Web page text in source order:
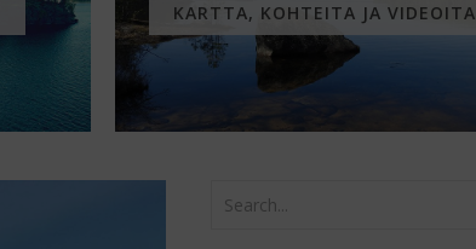
KARTTA, KOHTEITA JA VIDEOITA